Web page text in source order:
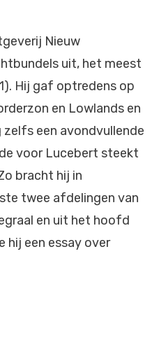
Nieuw
uit, het meest
Hij gaf optredens op
en Lowlands en
zelfs een avondvullende
voor Lucebert steekt
bracht hij in
twee afdelingen van
en uit het hoofd
hij een essay over